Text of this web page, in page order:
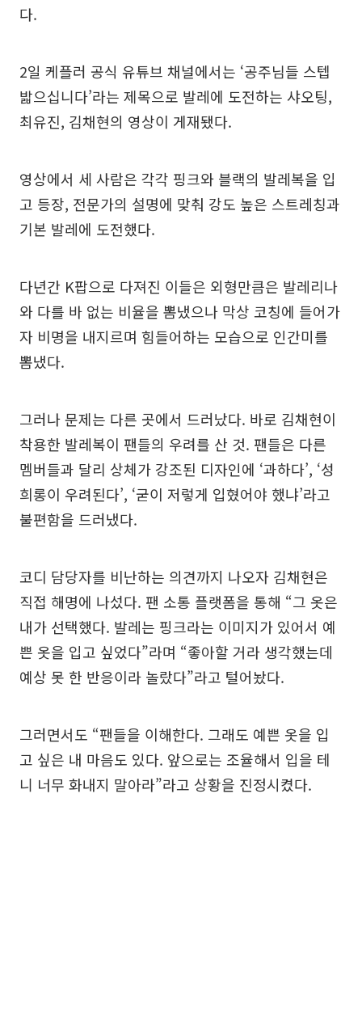
다.
2일 케플러 공식 유튜브 채널에서는 ‘공주님들 스텝
밟으십니다’라는 제목으로 발레에 도전하는 샤오팅,
최유진, 김채현의 영상이 게재됐다.
영상에서 세 사람은 각각 핑크와 블랙의 발레복을 입
고 등장, 전문가의 설명에 맞춰 강도 높은 스트레칭과
기본 발레에 도전했다.
다년간 K팝으로 다져진 이들은 외형만큼은 발레리나
와 다를 바 없는 비율을 뽐냈으나 막상 코칭에 들어가
자 비명을 내지르며 힘들어하는 모습으로 인간미를
뽐냈다.
그러나 문제는 다른 곳에서 드러났다. 바로 김채현이
착용한 발레복이 팬들의 우려를 산 것. 팬들은 다른
멤버들과 달리 상체가 강조된 디자인에 ‘과하다’, ‘성
희롱이 우려된다’, ‘굳이 저렇게 입혔어야 했냐’라고
불편함을 드러냈다.
코디 담당자를 비난하는 의견까지 나오자 김채현은
직접 해명에 나섰다. 팬 소통 플랫폼을 통해 “그 옷은
내가 선택했다. 발레는 핑크라는 이미지가 있어서 예
쁜 옷을 입고 싶었다”라며 “좋아할 거라 생각했는데
예상 못 한 반응이라 놀랐다”라고 털어놨다.
그러면서도 “팬들을 이해한다. 그래도 예쁜 옷을 입
고 싶은 내 마음도 있다. 앞으로는 조율해서 입을 테
니 너무 화내지 말아라”라고 상황을 진정시켰다.